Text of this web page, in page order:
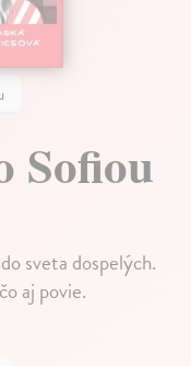
Sofiou
sveta dospelých.
aj povie.